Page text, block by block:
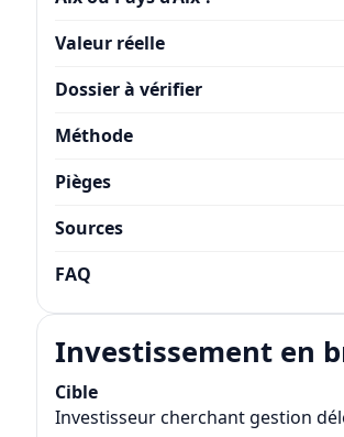
Valeur réelle
Dossier à vérifier
Méthode
Pièges
Sources
FAQ
Investissement en
Cible
Investisseur cherchant gestion